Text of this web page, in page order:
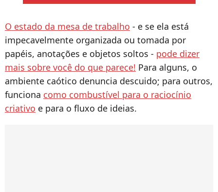
O estado da mesa de trabalho - e se ela está
impecavelmente organizada ou tomada por
papéis, anotações e objetos soltos - pode dizer
mais sobre você do que parece! Para alguns, o
ambiente caótico denuncia descuido; para outros,
funciona como combustível para o raciocínio
criativo e para o fluxo de ideias.